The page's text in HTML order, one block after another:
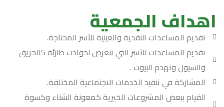
اهداف الجمعية
تقديم المساعدات النقدية والعينية للأسر المحتاجة.
تقديم المساعدات للأسر التي تتعرض لحوادث طارئة كالحريق
والسيول وتهدم البيوت .
المشاركة في تنفيذ الخدمات الاجتماعية المختلفة.
القيام ببعض المشروعات الخيرية كمعونة الشتاء وكسوة